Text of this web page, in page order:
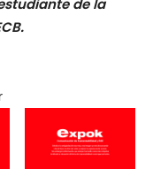
de la